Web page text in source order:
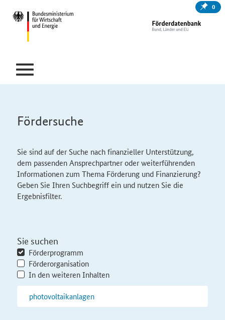
0
Fördersuche
Sie sind auf der Suche nach finanzieller Unterstützung,
dem passenden Ansprechpartner oder weiterführenden
Informationen zum Thema Förderung und Finanzierung?
Geben Sie Ihren Suchbegriff ein und nutzen Sie die
Ergebnisfilter.
Sie suchen
Förderprogramm
Förderorganisation
In den weiteren Inhalten